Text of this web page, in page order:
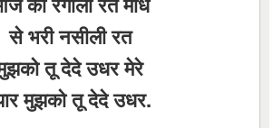
से भरी नसीली रत
तू देदे उधर मेरे
मुझको तू देदे उधर.